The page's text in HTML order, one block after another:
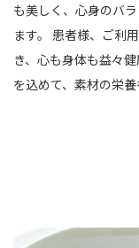
も美しく、心身のバ
ます。 患者様、ご利
き、心も身体も益々
を込めて、素材の栄